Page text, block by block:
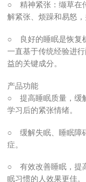
○ 精神紧张：缬草在
解紧张、烦躁和易怒，
○ 良好的睡眠是恢复
一直基于传统经验进
益的关键成分。
产品功能
○ 提高睡眠质量，缓
学习后的紧张情绪。
○ 缓解失眠、睡眠障
症。
○ 有效改善睡眠，提
眠习惯的人效果更佳。